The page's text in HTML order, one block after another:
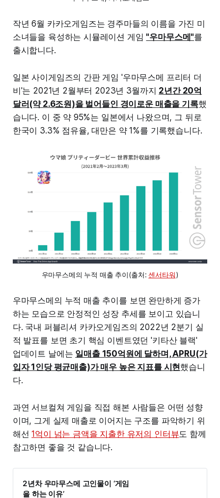
작년 6월 카카오게임즈는 경주마들의 이름을 가진 미
소녀들을 육성하는 시뮬레이션 게임 "우마무스메"를
출시합니다.
일본 사이게임즈의 간판 게임 '우마무스메 프리터 더
비'는 2021년 2월부터 2023년 3월까지 2년간 20억
달러(약 2.6조원)을 벌어들인 경이로운 매출을 기록했
습니다. 이 중 약 95%는 일본에서 나왔으며, 그 뒤로
한국이 3.3% 점유율, 대만은 약 1%를 기록했습니다.
우마무스메의 누적 매출 추이(출처: 센서타워)
우마무스메의 누적 매출 추이를 보면 완만하게 증가
하는 모습으로 안정적인 성장 추세를 보이고 있습니
다. 국내 퍼블리셔 카카오게임즈의 2022년 2분기 실
적 발표를 보면 초기 핵심 이벤트였던 '키타산 블랙'
업데이트 날에는 일매출 150억원에 달하며, APRU(가
입자 1인당 평균매출)가 매우 높은 지표를 시현했습니
다.
과연 서브컬쳐 게임을 직접 해본 사람들은 어떤 성향
이며, 그게 실제 매출로 이어지는 구조를 파악하기 위
해선1억이 넘는 금액을 지출한 유저의 인터뷰도 함께
참고하면 좋을 것 같습니다.
2년차 우마무스메 고인물이 ‘게임
을 하는 이유’